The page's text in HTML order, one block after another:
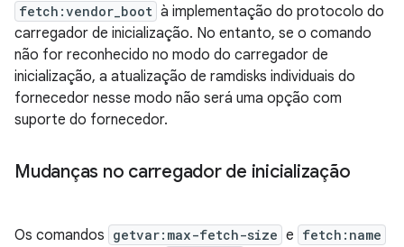
fetch:vendor_boot à implementação do protocolo do
carregador de inicialização. No entanto, se o comando
não for reconhecido no modo do carregador de
inicialização, a atualização de ramdisks individuais do
fornecedor nesse modo não será uma opção com
suporte do fornecedor.
Mudanças no carregador de inicialização
Os comandos getvar:max-fetch-size e fetch:name